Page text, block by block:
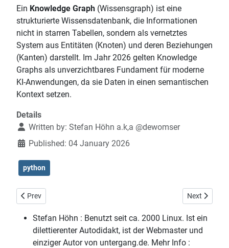
Ein Knowledge Graph (Wissensgraph) ist eine
strukturierte Wissensdatenbank, die Informationen
nicht in starren Tabellen, sondern als vernetztes
System aus Entitäten (Knoten) und deren Beziehungen
(Kanten) darstellt. Im Jahr 2026 gelten Knowledge
Graphs als unverzichtbares Fundament für moderne
KI-Anwendungen, da sie Daten in einen semantischen
Kontext setzen.
Details
Written by: Stefan Höhn a.k,a @dewomser
Published: 04 January 2026
python
Previous article: Zähler für unfallfreie Tage
Prev Next article:
Next
Stefan Höhn : Benutzt seit ca. 2000 Linux. Ist ein
dilettierenter Autodidakt, ist der Webmaster und
einziger Autor von untergang.de. Mehr Info :